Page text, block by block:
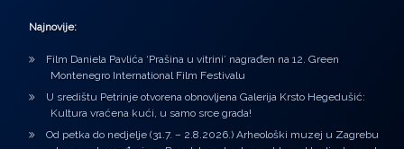
Najnovije:
Film Daniela Pavlića ‘Prašina u vitrini’ nagrađen na 12. Green
Montenegro International Film Festivalu
U središtu Petrinje otvorena obnovljena Galerija Krsto Hegedušić:
Kultura vraćena kući, u samo srce grada!
Od petka do nedjelje (31.7. – 2.8.2026.) Arheološki muzej u Zagrebu